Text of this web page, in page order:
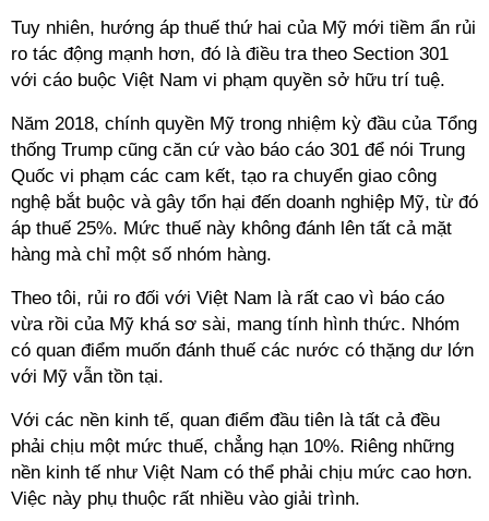
Tuy nhiên, hướng áp thuế thứ hai của Mỹ mới tiềm ẩn rủi
ro tác động mạnh hơn, đó là điều tra theo Section 301
với cáo buộc Việt Nam vi phạm quyền sở hữu trí tuệ.
Năm 2018, chính quyền Mỹ trong nhiệm kỳ đầu của Tổng
thống Trump cũng căn cứ vào báo cáo 301 để nói Trung
Quốc vi phạm các cam kết, tạo ra chuyển giao công
nghệ bắt buộc và gây tổn hại đến doanh nghiệp Mỹ, từ đó
áp thuế 25%. Mức thuế này không đánh lên tất cả mặt
hàng mà chỉ một số nhóm hàng.
Theo tôi, rủi ro đối với Việt Nam là rất cao vì báo cáo
vừa rồi của Mỹ khá sơ sài, mang tính hình thức. Nhóm
có quan điểm muốn đánh thuế các nước có thặng dư lớn
với Mỹ vẫn tồn tại.
Với các nền kinh tế, quan điểm đầu tiên là tất cả đều
phải chịu một mức thuế, chẳng hạn 10%. Riêng những
nền kinh tế như Việt Nam có thể phải chịu mức cao hơn.
Việc này phụ thuộc rất nhiều vào giải trình.